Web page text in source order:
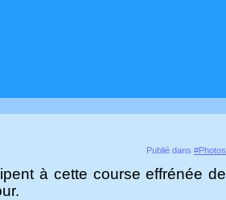
Publié dans #Photos
à cette course effrénée de